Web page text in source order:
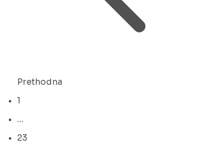
Prethodna
1
…
23